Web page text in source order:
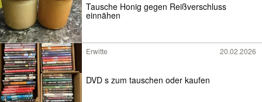
Tausche Honig gegen Reißverschluss
einnähen
Erwitte 20.02.2026
DVD s zum tauschen oder kaufen